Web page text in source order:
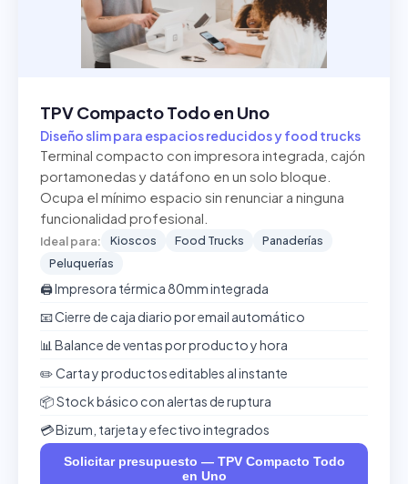
TPV Compacto Todo en Uno
Diseño slim para espacios reducidos y food trucks
Terminal compacto con impresora integrada, cajón
portamonedas y datáfono en un solo bloque.
Ocupa el mínimo espacio sin renunciar a ninguna
funcionalidad profesional.
Ideal para: Kioscos Food Trucks
Panaderías
Peluquerías
🖨️ Impresora térmica 80mm integrada
📧 Cierre de caja diario por email automático
📊 Balance de ventas por producto y hora
✏️ Carta y productos editables al instante
📦 Stock básico con alertas de ruptura
💳 Bizum, tarjeta y efectivo integrados
Solicitar presupuesto — TPV Compacto Todo
en Uno